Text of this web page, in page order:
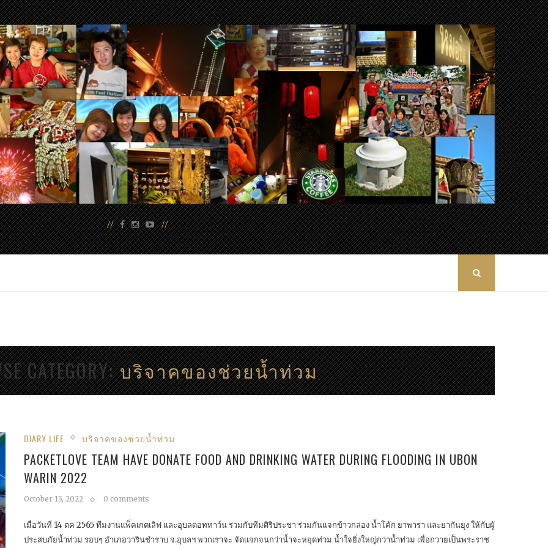
CATEGORY บริจาคของช่วยน้ำท่วม
DIARY LIFE บริจาคของช่วยน้ำท่วม
PACKETLOVE TEAM HAVE DONATE FOOD AND DRINKING WATER DURING FLOODING IN UBON
WARIN 2022
October 15, 2022 0 comments
เมื่อวันที่ 14 ตค 2565 ทีมงานแพ็คเกตเลิฟ และอุบลดอททาว์น ร่วมกับทีมศิริประชา ร่วมกันแจกข้าวกล่อง น้ำโค้ก ยาพารา และยากันยุง ให้กับผู้
ประสบภัยน้ำท่วม รอบๆ อำเภอวารินชำราบ จ.อุบลฯ พวกเราจะ จัดแจกจนกว่าน้ำจะหยุดท่วม น้ำใจยิ่งใหญ่กว่าน้ำท่วม เพื่อถวายเป็นพระราช